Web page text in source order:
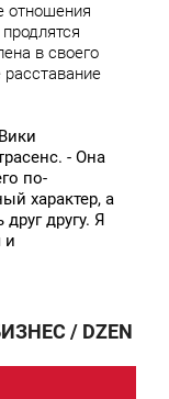
отношения
в своего
- Она
по-
характер, а
другу. Я
и
/ DZEN